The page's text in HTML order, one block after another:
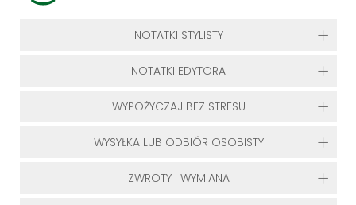
NOTATKI STYLISTY
NOTATKI EDYTORA
WYPOŻYCZAJ BEZ STRESU
WYSYŁKA LUB ODBIÓR OSOBISTY
ZWROTY I WYMIANA